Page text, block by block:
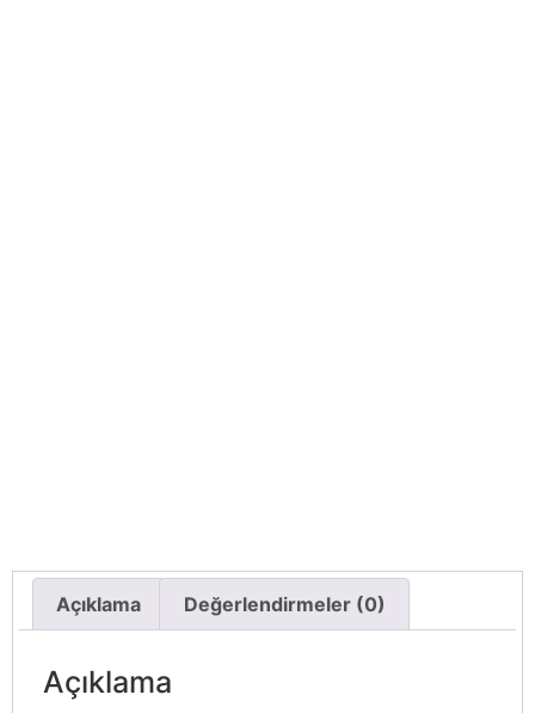
Açıklama Değerlendirmeler (0)
Açıklama